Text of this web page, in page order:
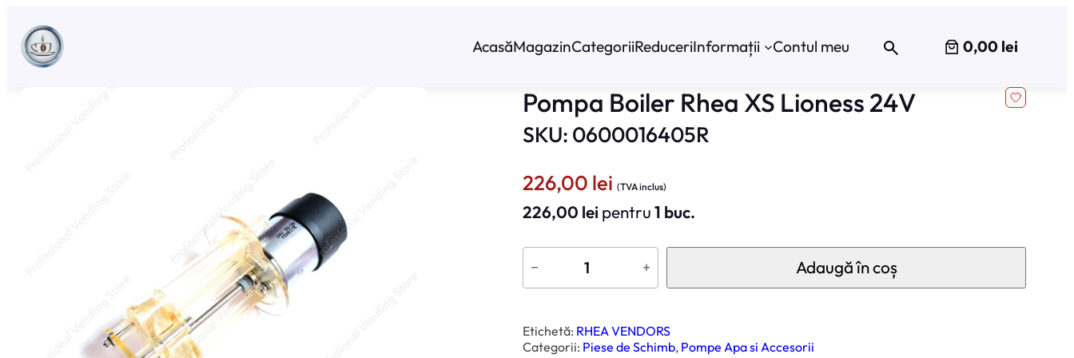
conținut
AcasăMagazinCategoriiReduceriInformații Contul meu 0,00 lei
Pompa Boiler Rhea XS Lioness 24V
SKU: 0600016405R
226,00 lei (TVA inclus)
226,00 lei pentru1 buc.
C
t
t
e
P
− + Adaugă în coș
Etichetă: RHEA VENDORS
Categorii: Piese de Schimb, Pompe Apa si Accesorii